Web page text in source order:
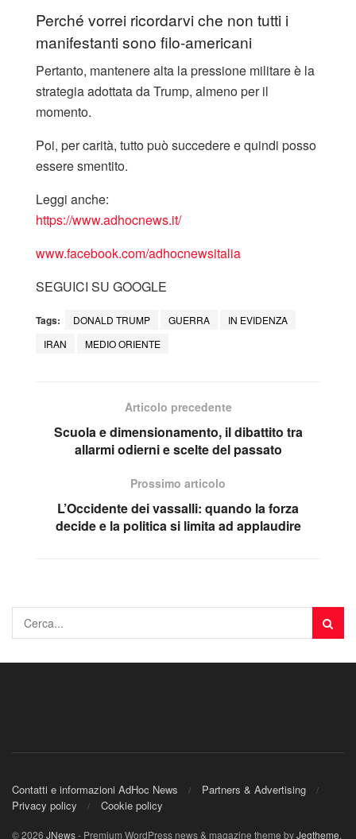
Perché vorrei ricordarvi che non tutti i
manifestanti sono filo-americani
Pertanto, mantenere alta la pressione militare è la
strategia adottata da Trump, almeno per il
momento.
Poi, per carità, tutto può succedere e quindi posso
essere smentito.
Leggi anche:
https://www.adhocnews.it/
www.facebook.com/adhocnewsitalia
SEGUICI SU GOOGLE
Tags: DONALD TRUMP GUERRA
IN EVIDENZA
IRAN
MEDIO ORIENTE
Articolo precedente
Scuola e dimensionamento, il dibattito tra
allarmi odierni e scelte del passato
Prossimo articolo
L’Occidente dei vassalli: quando la forza
decide e la politica si limita ad applaudire
Contatti e informazioni AdHoc News
Partners & Advertising
Privacy policy
Cookie policy
© 2026 JNews- Premium WordPress news & magazine theme byJegtheme.